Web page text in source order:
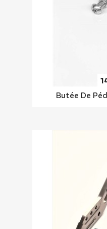
Butée De